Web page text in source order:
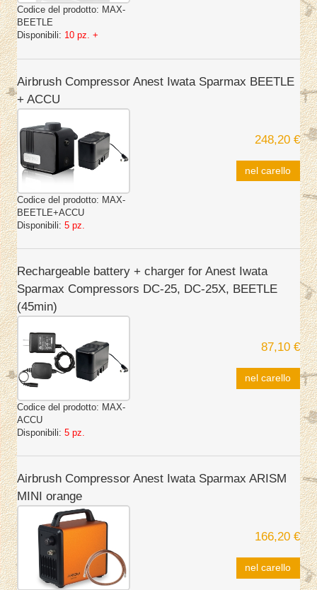
Codice del prodotto: MAX-
BEETLE
Disponibili: 10 pz. +
Airbrush Compressor Anest Iwata Sparmax BEETLE
+ ACCU
Codice del prodotto: MAX-
BEETLE+ACCU
Disponibili: 5 pz.
248,20 €
nel carello
Rechargeable battery + charger for Anest Iwata
Sparmax Compressors DC-25, DC-25X, BEETLE
(45min)
Codice del prodotto: MAX-
ACCU
Disponibili: 5 pz.
87,10 €
nel carello
Airbrush Compressor Anest Iwata Sparmax ARISM
MINI orange
166,20 €
nel carello